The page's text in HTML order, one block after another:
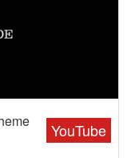
YouTube